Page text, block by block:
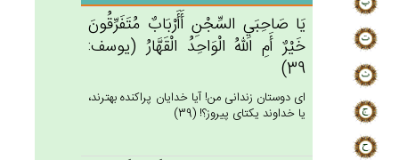
يَا صَاحِبَي‌ِ السِّجْن‌ِ أَأَرْبَاب‌ٌ مُتَفَرِّقُون‌َ
خَيْرٌ أَم‌ِ الله‌ُ الْوَاحِدُ الْقَهَّارُ (يوسف:
39)
اى دوستان زندانى من! آيا خدايان پراكنده بهترند،
يا خداوند يكتاى پيروز؟! (39)